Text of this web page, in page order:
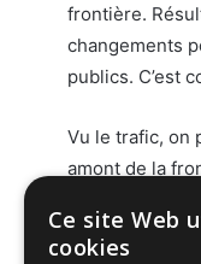
frontière.
changements
publics. C’est
Vu le trafic, on
amont de la
Ce site Web
cookies